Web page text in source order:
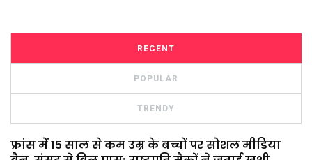
RECENT
POPULAR
TRENDY
फ्रांस में 15 साल से कम उम्र के बच्चों पर सोशल मीडिया